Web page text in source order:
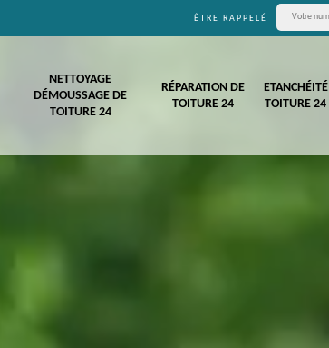
ÊTRE RAPPELÉ
NETTOYAGE
DÉMOUSSAGE DE
TOITURE 24
RÉPARATION DE
TOITURE 24
ETANCHÉITÉ
TOITURE 24